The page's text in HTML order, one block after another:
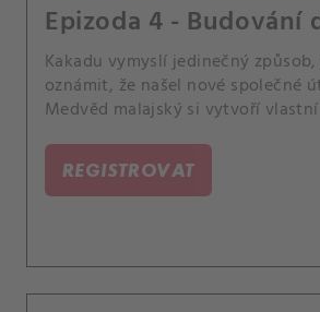
Epizoda 4 - Budování
Kakadu vymyslí jedinečný
oznámit, že našel nové společné
Medvěd malajský si vytvoří
REGISTROVAT